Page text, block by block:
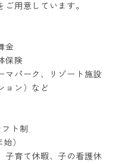
用意しています。
金
保険
マパーク、リゾート施設
ョン）など
ト制
）
子育て休暇、子の看護休